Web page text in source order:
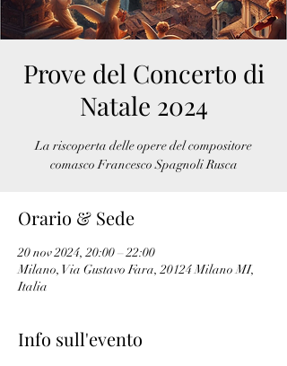
Prove del Concerto di
Natale 2024
La riscoperta delle opere del compositore
comasco Francesco Spagnoli Rusca
Orario & Sede
20 nov 2024, 20:00 – 22:00
Milano, Via Gustavo Fara, 20124 Milano MI,
Italia
Info sull'evento